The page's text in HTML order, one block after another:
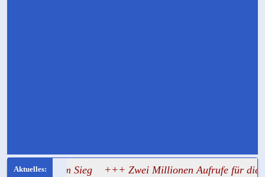
Sieg +++ Zwei Millionen Aufrufe für die alte Lüge